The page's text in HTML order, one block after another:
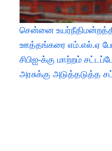
சென்னை
ஊத்தங்கரை எம்.எல்.ஏ
சிபிஐ-க்கு மாற்றம்
அரசுக்கு அடுத்தடுத்த